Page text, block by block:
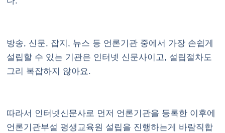
방송, 신문, 잡지, 뉴스 등 언론기관 중에서 가장 손쉽게
설립할 수 있는 기관은 인터넷 신문사이고, 설립절차도
그리 복잡하지 않아요.
따라서 인터넷신문사로 먼저 언론기관을 등록한 이후에
언론기관부설 평생교육원 설립을 진행하는게 바람직합